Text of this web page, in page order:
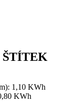
1,10 KWh
KWh